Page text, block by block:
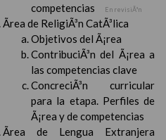
competencias
En revisiÃ³n
Ãrea de ReligiÃ³n CatÃ³lica
Objetivos del Ã¡rea
ContribuciÃ³n del Ã¡rea a
las competencias clave
ConcreciÃ³n curricular
para la etapa. Perfiles de
Ã¡rea y de competencias
Ãrea de Lengua Extranjera